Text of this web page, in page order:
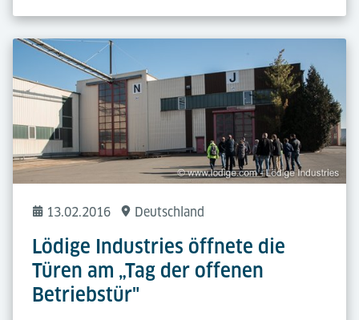
13.02.2016 Deutschland
Lödige Industries öffnete die
Türen am „Tag der offenen
Betriebstür"